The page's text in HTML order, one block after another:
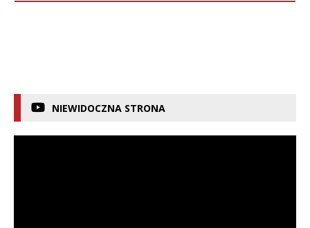
NIEWIDOCZNA STRONA